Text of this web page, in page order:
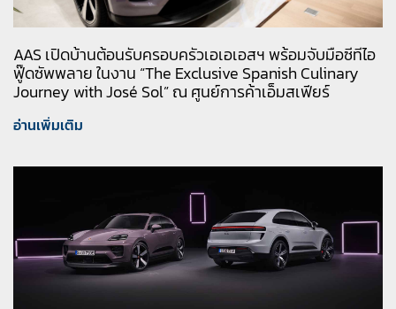
AAS เปิดบ้านต้อนรับครอบครัวเอเอเอสฯ พร้อมจับมือซีทีไอ
ฟู๊ดซัพพลาย ในงาน “The Exclusive Spanish Culinary
Journey with José Sol” ณ ศูนย์การค้าเอ็มสเฟียร์
อ่านเพิ่มเติม